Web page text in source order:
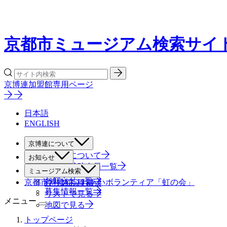
京都市ミュージアム検索サイ
京博連加盟館専用ページ
日本語
ENGLISH
京博連について
京博連について
役員・賛助会員一覧
お知らせ
すべて
お知らせ一覧
募集情報一覧
ミュージアム検索
絞り込み検索
リストで見る
地図で見る
京都市博物館ふれあいボランティア「虹の会」
メニュー
トップページ